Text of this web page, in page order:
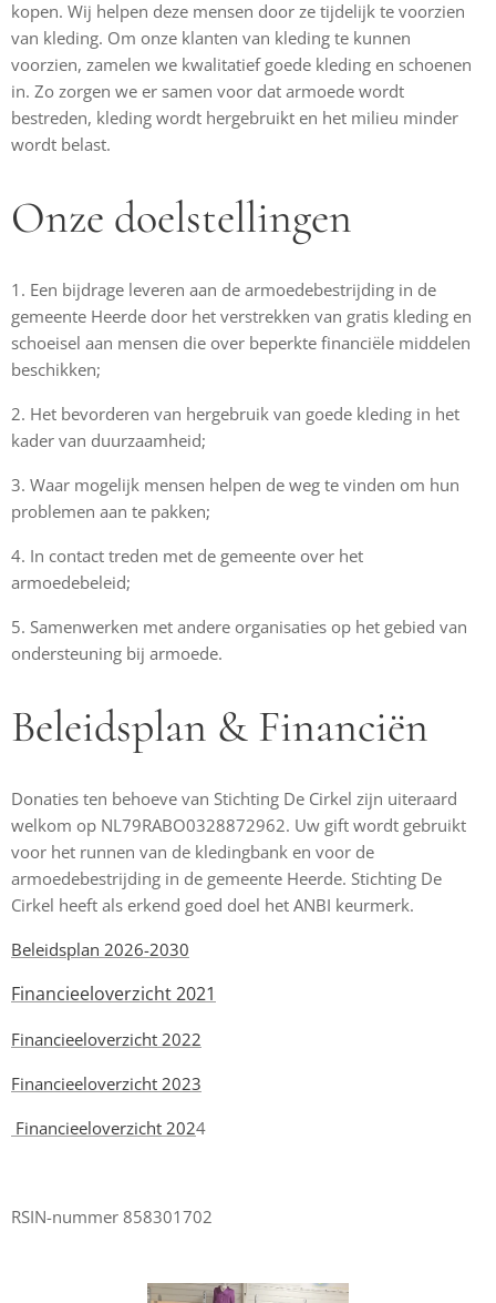
kopen. Wij helpen deze mensen door ze tijdelijk te voorzien
van kleding. Om onze klanten van kleding te kunnen
voorzien, zamelen we kwalitatief goede kleding en schoenen
in. Zo zorgen we er samen voor dat armoede wordt
bestreden, kleding wordt hergebruikt en het milieu minder
wordt belast.
Onze doelstellingen
1. Een bijdrage leveren aan de armoedebestrijding in de
gemeente Heerde door het verstrekken van gratis kleding en
schoeisel aan mensen die over beperkte financiële middelen
beschikken;
2. Het bevorderen van hergebruik van goede kleding in het
kader van duurzaamheid;
3. Waar mogelijk mensen helpen de weg te vinden om hun
problemen aan te pakken;
4. In contact treden met de gemeente over het
armoedebeleid;
5. Samenwerken met andere organisaties op het gebied van
ondersteuning bij armoede.
Beleidsplan & Financiën
Donaties ten behoeve van Stichting De Cirkel zijn uiteraard
welkom op NL79RABO0328872962. Uw gift wordt gebruikt
voor het runnen van de kledingbank en voor de
armoedebestrijding in de gemeente Heerde. Stichting De
Cirkel heeft als erkend goed doel het ANBI keurmerk.
Beleidsplan 2026-2030
Financieeloverzicht 2021
Financieeloverzicht 2022
Financieeloverzicht 2023
Financieeloverzicht 2024
RSIN-nummer 858301702